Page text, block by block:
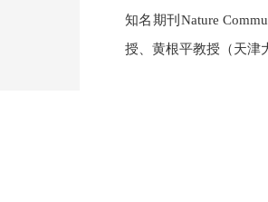
知名期刊Nature
授、黄根平教授（天津